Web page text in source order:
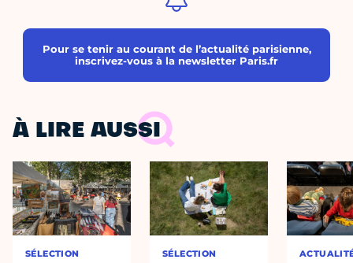
Pour se tenir au courant de l’actualité parisienne,
inscrivez-vous à la newsletter Paris.fr
À LIRE AUSSI
SÉLECTION SÉLECTION